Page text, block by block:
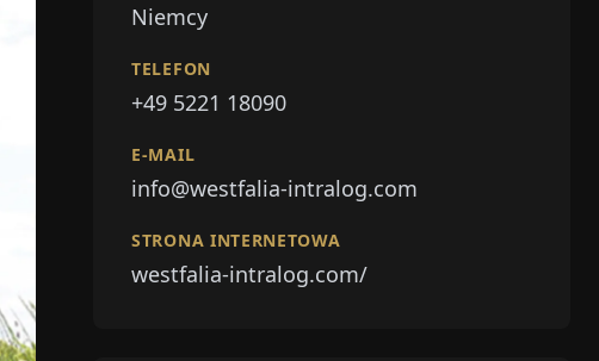
Niemcy
TELEFON
+49 5221 18090
E-MAIL
info@westfalia-intralog.com
STRONA INTERNETOWA
westfalia-intralog.com/